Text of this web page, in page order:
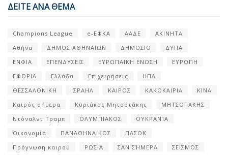
ΔΕΙΤΕ ΑΝΑ ΘΕΜΑ
Champions League e-ΕΦΚΑ ΑΑΔΕ
ΑΚΙΝΗΤΑ
Αθήνα
ΔΗΜΟΣ ΑΘΗΝΑΙΩΝ ΔΗΜΟΣΙΟ
ΔΥΠΑ
ΕΝΦΙΑ
ΕΠΕΝΔΥΣΕΙΣ ΕΥΡΩΠΑΪΚΗ ΕΝΩΣΗ
ΕΥΡΩΠΗ
ΕΦΟΡΙΑ
Ελλάδα Επιχειρήσεις
ΗΠΑ
ΘΕΣΣΑΛΟΝΙΚΗ
ΙΣΡΑΗΛ ΚΑΙΡΟΣ ΚΑΚΟΚΑΙΡΙΑ
ΚΙΝΑ
Καιρός σήμερα
Κυριάκος Μητσοτάκης
ΜΗΤΣΟΤΑΚΗΣ
Ντόναλντ Τραμπ
ΟΛΥΜΠΙΑΚΟΣ
ΟΥΚΡΑΝΊΑ
Οικονομία
ΠΑΝΑΘΗΝΑΙΚΟΣ
ΠΑΣΟΚ
Πρόγνωση καιρού
ΡΩΣΙΑ ΣΑΝ ΣΉΜΕΡΑ
ΣΕΙΣΜΟΣ